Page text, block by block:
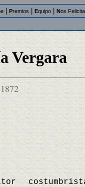
Premios Equipo Nos
Vergara